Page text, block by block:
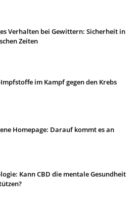
Verhalten bei Gewittern: Sicherheit in
Zeiten
im Kampf gegen den Krebs
Homepage: Darauf kommt es an
Kann CBD die mentale Gesundheit